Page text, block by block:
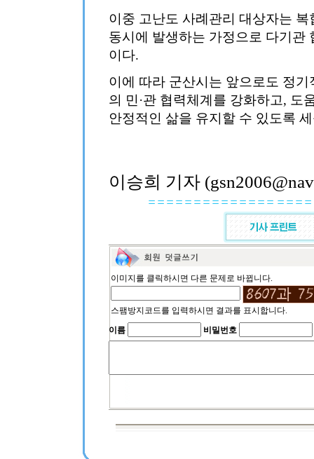
이중 고난도 사례관리 대상자는 복
동시에 발생하는 가정으로 다기관
이다.
이에 따라 군산시는 앞으로도 정
의 민·관 협력체계를 강화하고, 도
안정적인 삶을 유지할 수 있도록
이승희 기자
이미지를 클릭하시면 다른 문제로 바뀝니다.
스팸방지코드를 입력하시면 결과를 표시합니다.
이름
비밀번호